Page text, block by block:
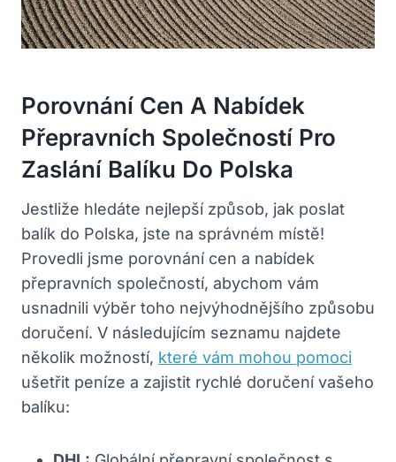
Porovnání Cen A Nabídek
Přepravních Společností Pro
Zaslání Balíku Do Polska
Jestliže hledáte nejlepší způsob, jak poslat
balík do Polska, jste na správném místě!
Provedli jsme porovnání cen a nabídek
přepravních společností, abychom vám
usnadnili výběr toho nejvýhodnějšího způsobu
doručení. V následujícím seznamu najdete
několik možností, které vám mohou pomoci
ušetřit peníze a zajistit rychlé doručení vašeho
balíku: